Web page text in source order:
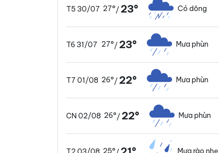
T5 30/07 27°/ 23° Có dông
T6 31/07 27°/ 23° Mưa phùn
T7 01/08 26°/ 22° Mưa phùn
CN 02/08 26°/ 22° Mưa phùn
25° Mưa rào nhẹ